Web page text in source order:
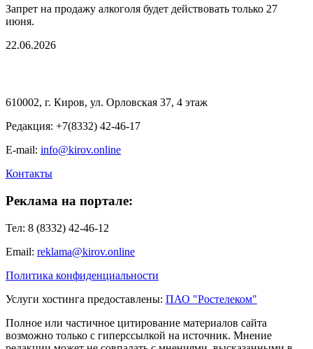
Запрет на продажу алкоголя будет действовать только 27
июня.
22.06.2026
610002, г. Киров, ул. Орловская 37, 4 этаж
Редакция: +7(8332) 42-46-17
E-mail: info@kirov.online
Контакты
Реклама на портале:
Тел: 8 (8332) 42-46-12
Email: reklama@kirov.online
Политика конфиденциальности
Услуги хостинга предоставлены: ПАО "Ростелеком"
Полное или частичное цитирование материалов сайта
возможно только с гиперссылкой на источник. Мнение